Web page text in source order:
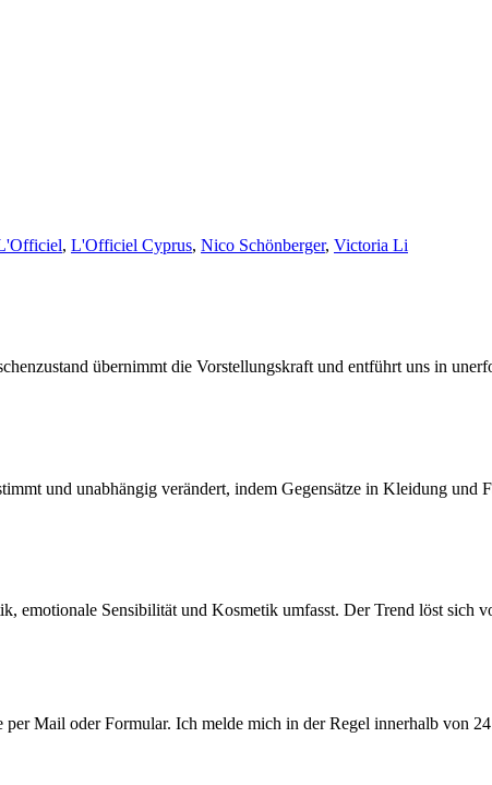
, L'Officiel Cyprus, Nico Schönberger, Victoria Li
übernimmt die Vorstellungskraft und entführt uns in
und unabhängig verändert, indem Gegensätze in Kleidung und
emotionale Sensibilität und Kosmetik umfasst. Der Trend löst sich
Mail oder Formular. Ich melde mich in der Regel innerhalb von